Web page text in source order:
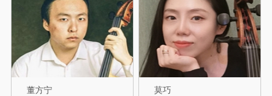
董方宁 莫巧